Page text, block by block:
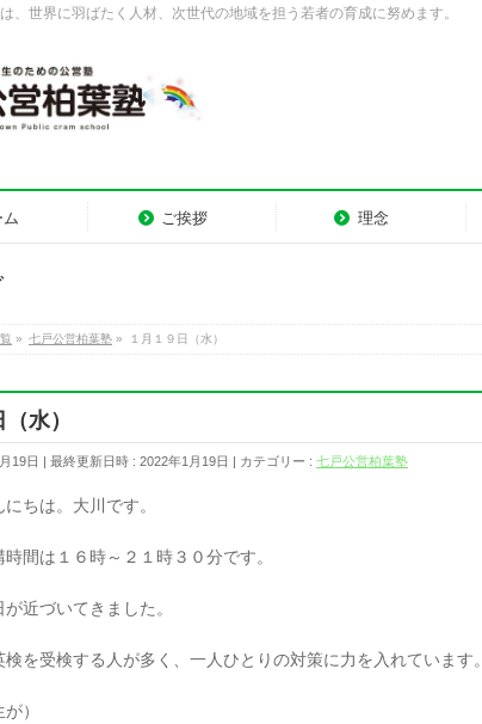
、世界に羽ばたく人材、次世代の地域を担う若者の育成に努めます。
ム ご挨拶 理念
» 七戸公営柏葉塾 » １月１９日（水）
水）
19日 最終更新日時 : 2022年1月19日 カテゴリー : 七戸公営柏葉塾
ちは。大川です。
間は１６時～２１時３０分です。
近づいてきました。
を受検する人が多く、一人ひとりの対策に力を入れています。
）